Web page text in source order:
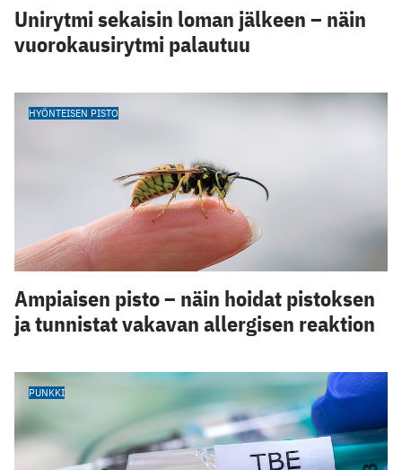
Unirytmi sekaisin loman jälkeen – näin
vuorokausirytmi palautuu
HYÖNTEISEN PISTO
Ampiaisen pisto – näin hoidat pistoksen
ja tunnistat vakavan allergisen reaktion
PUNKKI